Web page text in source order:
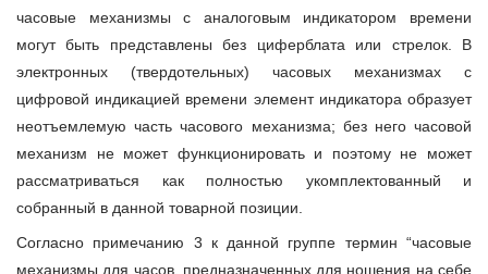
часовые механизмы с аналоговым индикатором времени
могут быть представлены без циферблата или стрелок. В
электронных (твердотельных) часовых механизмах с
цифровой индикацией времени элемент индикатора образует
неотъемлемую часть часового механизма; без него часовой
механизм не может функционировать и поэтому не может
рассматриваться как полностью укомплектованный и
собранный в данной товарной позиции.
Согласно примечанию 3 к данной группе термин “часовые
механизмы для часов, предназначенных для ношения на себе